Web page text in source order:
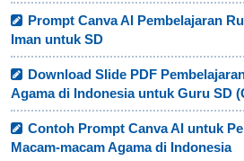
Prompt Canva AI Pembelajaran
Iman untuk SD
Download Slide PDF
Agama di Indonesia untuk Guru SD
Contoh Prompt Canva AI untuk
Macam-macam Agama di Indonesia